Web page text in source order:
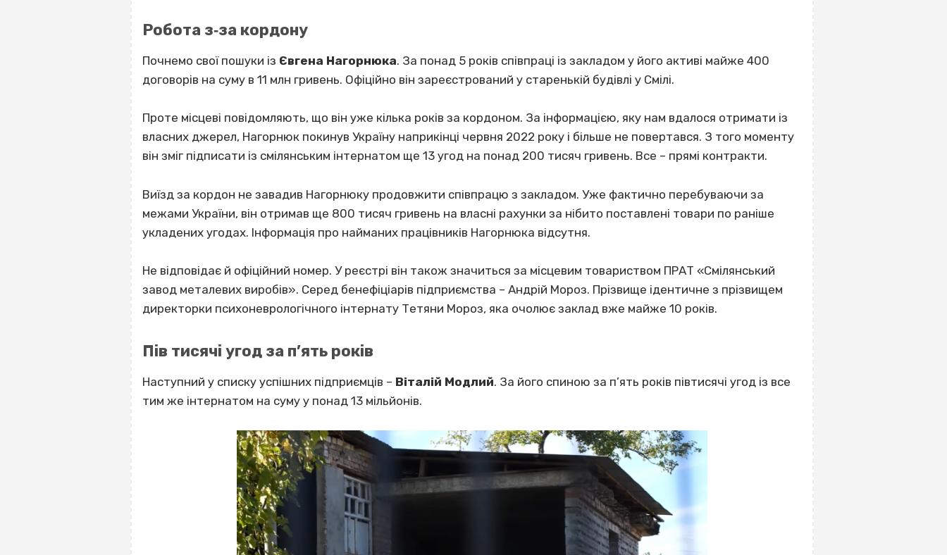
Робота з‐за кордону
Почнемо свої пошуки із Євгена Нагорнюка. За понад 5 років співпраці із закладом у його активі майже 400
договорів на суму в 11 млн гривень. Офіційно він зареєстрований у старенькій будівлі у Смілі.
Проте місцеві повідомляють, що він уже кілька років за кордоном. За інформацією, яку нам вдалося отримати із
власних джерел, Нагорнюк покинув Україну наприкінці червня 2022 року і більше не повертався. З того моменту
він зміг підписати із смілянським інтернатом ще 13 угод на понад 200 тисяч гривень. Все – прямі контракти.
Виїзд за кордон не завадив Нагорнюку продовжити співпрацю з закладом. Уже фактично перебуваючи за
межами України, він отримав ще 800 тисяч гривень на власні рахунки за нібито поставлені товари по раніше
укладених угодах. Інформація про найманих працівників Нагорнюка відсутня.
Не відповідає й офіційний номер. У реєстрі він також значиться за місцевим товариством ПРАТ «Смілянський
завод металевих виробів». Серед бенефіціарів підприємства – Андрій Мороз. Прізвище ідентичне з прізвищем
директорки психоневрологічного інтернату Тетяни Мороз, яка очолює заклад вже майже 10 років.
Пів тисячі угод за п’ять років
Наступний у списку успішних підприємців – Віталій Модлий. За його спиною за п’ять років півтисячі угод із все
тим же інтернатом на суму у понад 13 мільйонів.